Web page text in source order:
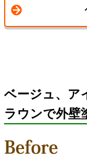
ベージュ、ア
ラウンで外壁